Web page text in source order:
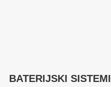
BATERIJSKI SISTEMI